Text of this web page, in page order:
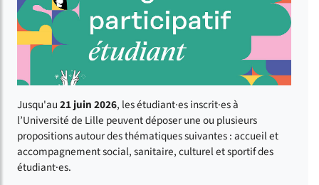
Jusqu'au21 juin 2026, les étudiant·es inscrit·es à
l’Université de Lille peuvent déposer une ou plusieurs
propositions autour des thématiques suivantes : accueil et
accompagnement social, sanitaire, culturel et sportif des
étudiant·es.